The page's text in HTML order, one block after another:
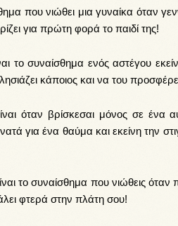
που νιώθει μια γυναίκα όταν
για πρώτη φορά το παιδί της!
το συναίσθημα ενός αστέγου
κάποιος και να του
όταν βρίσκεσαι μόνος σε ένα
για ένα θαύμα και εκείνη την
το συναίσθημα που νιώθεις
φτερά στην πλάτη σου!